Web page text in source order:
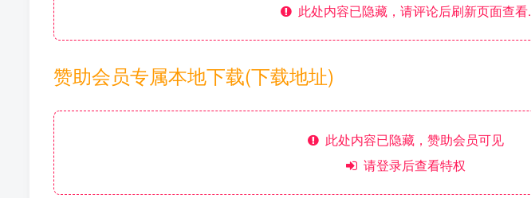
此处内容已隐藏，请评论后刷新页面查看.
赞助会员专属本地下载(下载地址)
此处内容已隐藏，赞助会员可见
请登录后查看特权